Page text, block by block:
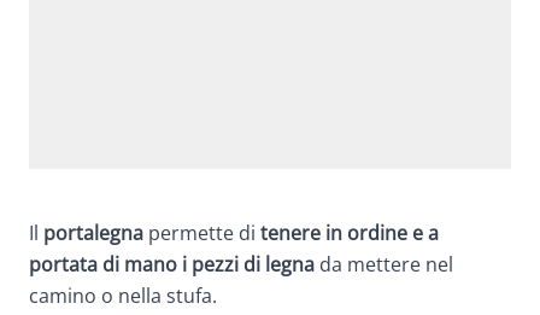
Il portalegna permette di tenere in ordine e a
portata di mano i pezzi di legna da mettere nel
camino o nella stufa.